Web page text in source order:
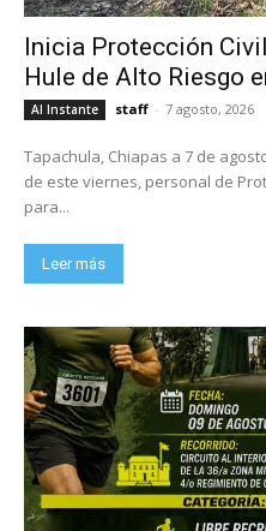
Inicia Protección
Hule de Alto Riesgo
Al Instante staff - 7 agosto, 2026
Tapachula, Chiapas a 7 de
de este viernes, personal de
para...
Leer más